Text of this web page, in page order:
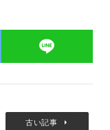
古い記事